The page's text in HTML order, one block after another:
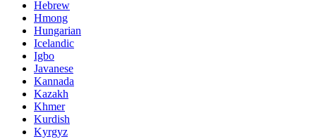
Hebrew
Hmong
Hungarian
Icelandic
Igbo
Javanese
Kannada
Kazakh
Khmer
Kurdish
Kyrgyz